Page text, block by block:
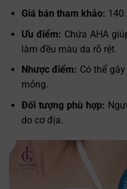
Giá bán tham khảo:
Ưu điểm: Chứa AHA
làm đều màu da rõ rệt.
Nhược điểm: Có thể
mỏng.
Đối tượng phù hợp:
do cơ địa.